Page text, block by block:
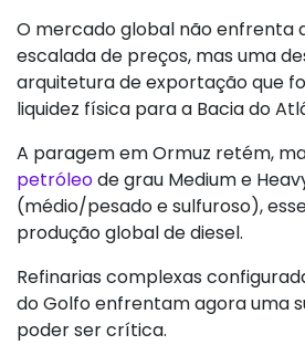
O mercado global não enfrenta
escalada de preços, mas uma
arquitetura de exportação que
liquidez física para a Bacia do
A paragem em Ormuz retém,
petróleode grau Medium e
(médio/pesado e sulfuroso),
produção global de diesel.
Refinarias complexas
do Golfo enfrentam agora uma
poder ser crítica.